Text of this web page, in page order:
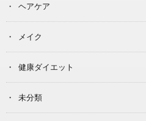
ヘアケア
メイク
健康ダイエット
未分類